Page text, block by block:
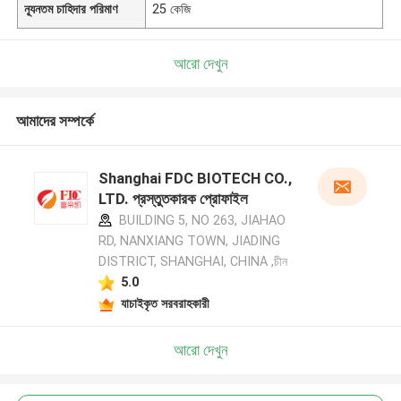
ন্যূনতম চাহিদার পরিমাণ 25 কেজি
আরো দেখুন
আমাদের সম্পর্কে
Shanghai FDC BIOTECH CO.,
LTD. প্রস্তুতকারক প্রোফাইল
BUILDING 5, NO 263, JIAHAO
RD, NANXIANG TOWN, JIADING
DISTRICT, SHANGHAI, CHINA ,চীন
5.0
যাচাইকৃত সরবরাহকারী
আরো দেখুন